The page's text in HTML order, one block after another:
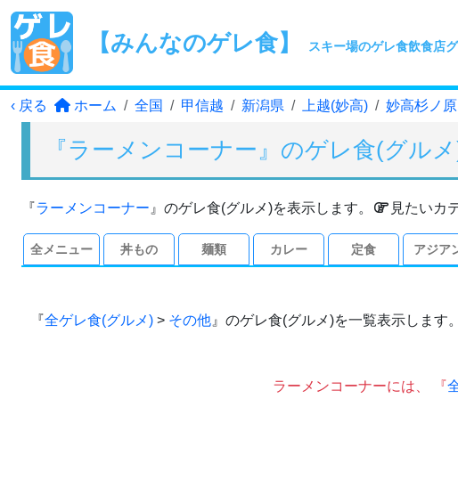
【みんなのゲレ食】 スキー場のゲレ食飲食店
‹ 戻る ホーム 全国 甲信越 新潟県 上越(妙高) 妙高杉ノ
『ラーメンコーナー』のゲレ食(グル
『ラーメンコーナー 』のゲレ食(グルメ)を表示します。 見たいカ
全メニュー 丼もの 麺類 カレー 定食 アジア
『全ゲレ食(グルメ) > その他 』のゲレ食(グルメ)を一覧表示します
ラーメンコーナーには、 『